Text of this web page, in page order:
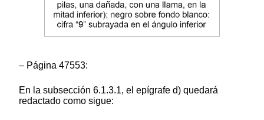
– Página 47553:
En la subsección 6.1.3.1, el epígrafe d) quedará
redactado como sigue: